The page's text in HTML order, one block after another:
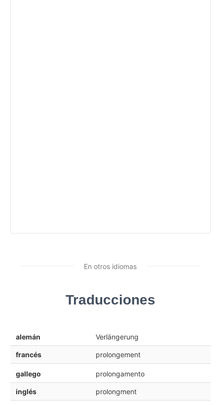
En otros idiomas
Traducciones
alemán Verlängerung
francés prolongement
gallego prolongamento
inglés prolongment